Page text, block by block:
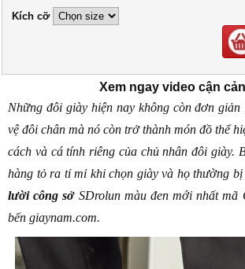
Kích cỡ
Xem ngay video cận
Những đôi giày hiện nay không còn đơn
vệ đôi chân mà nó còn trở thành món đồ thể
cách và cá tính riêng của chủ nhân đôi giày.
hàng tỏ ra tỉ mỉ khi chọn giày và họ thường
lười công sở SDrolun màu đen mới nhất mã
bến giaynam.com.